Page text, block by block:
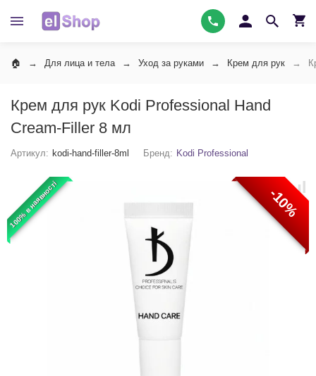
Для лица и тела Уход за руками Крем для рук
Крем для рук Kodi Professional Hand
Cream-Filler 8 мл
Артикул: kodi-hand-filler-8ml Бренд: Kodi Professional
100% в наявності -10%